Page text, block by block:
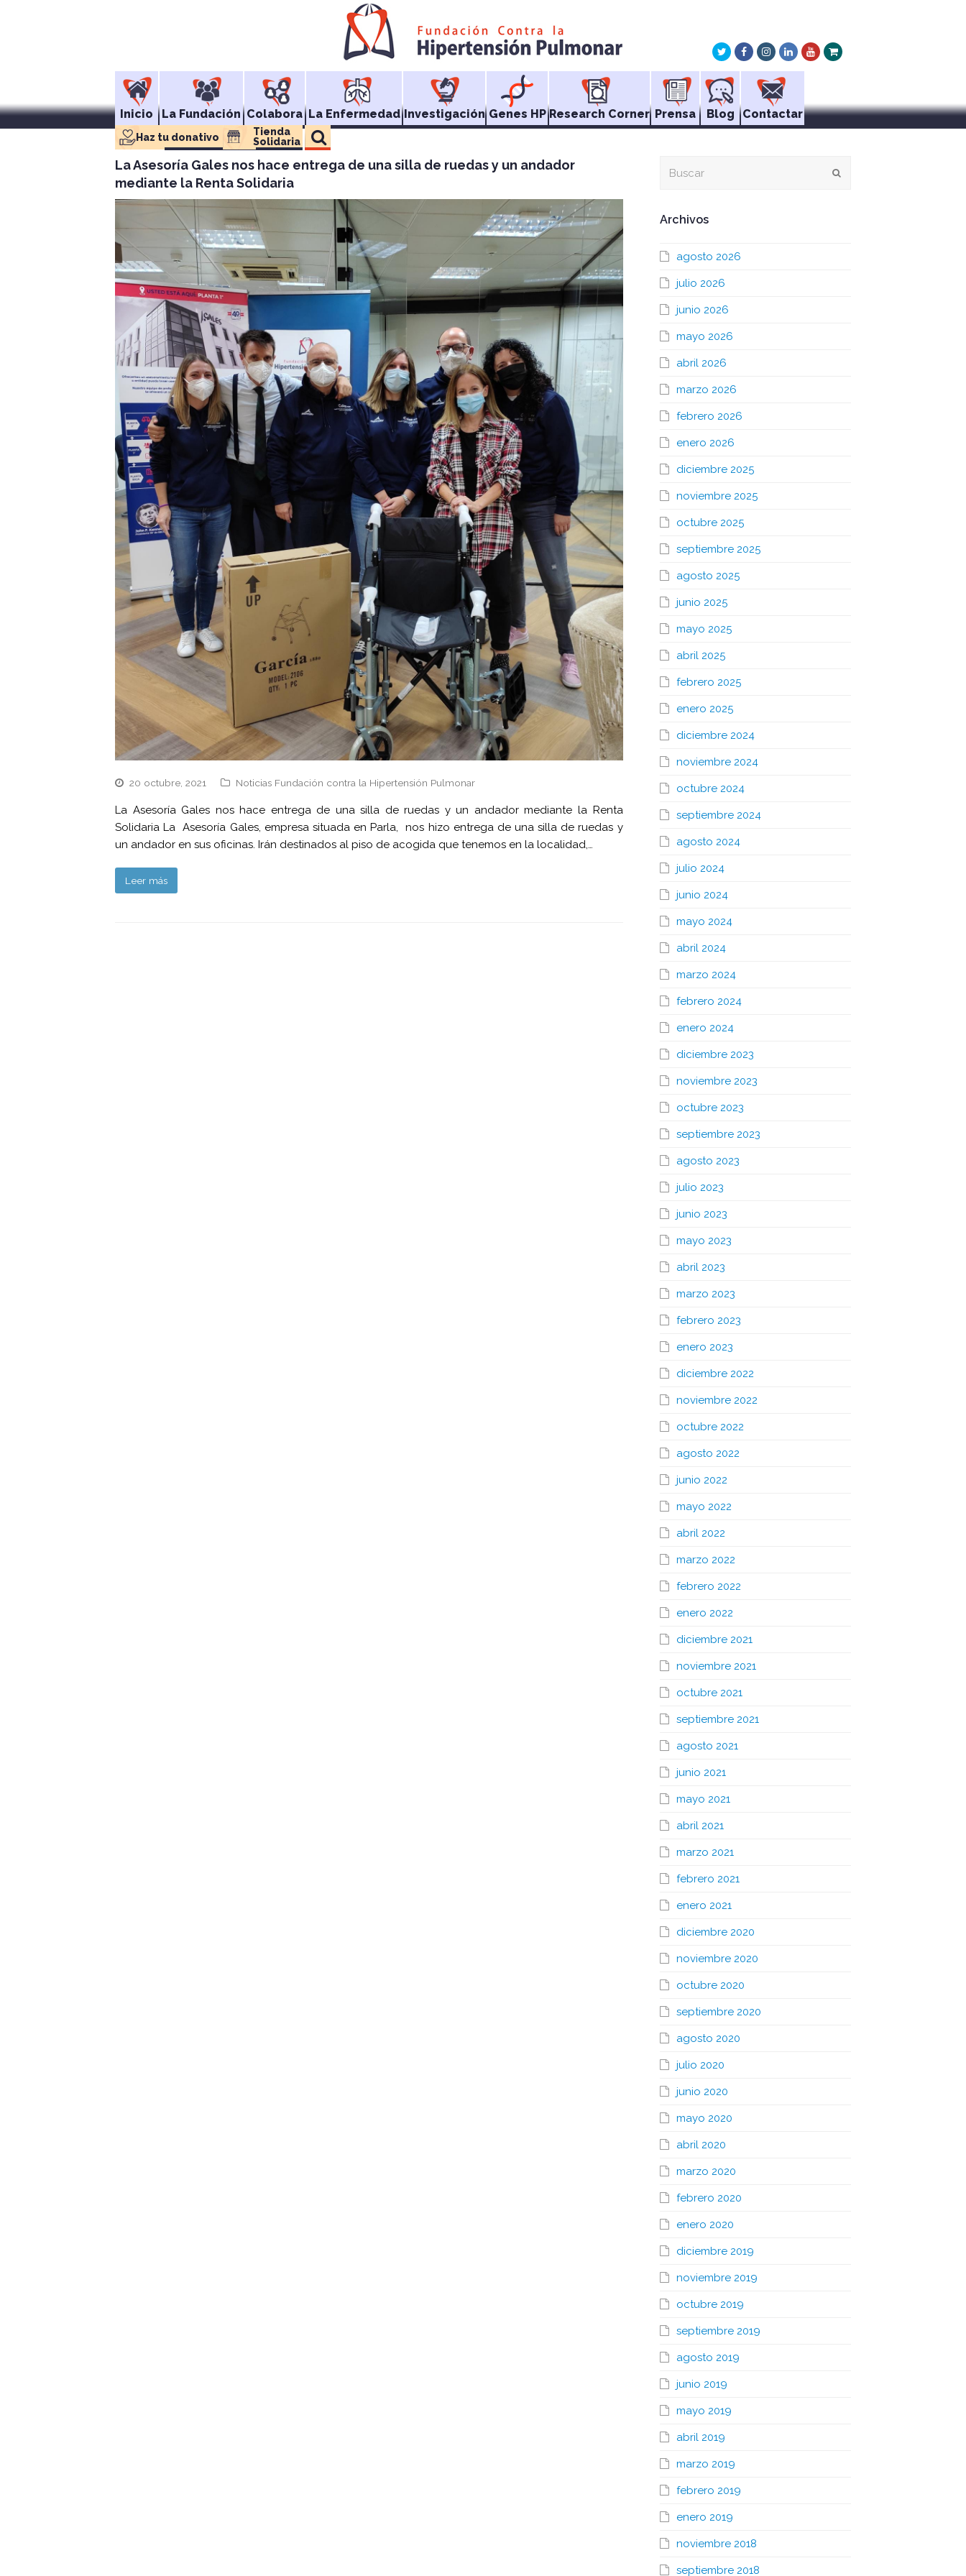
TwitterFacebookInstagram
LinkedInYoutube
Xing
Inicio La Fundación Colabora La Enfermedad Investigación Genes HP Research Corner Prensa Blog Contactar
Haz tu donativo
Tienda
Solidaria
La Asesoría Gales nos hace entrega de una silla de ruedas y un andador
mediante la Renta Solidaria
20 octubre, 2021 Noticias Fundación contra la Hipertensión Pulmonar
La Asesoría Gales nos hace entrega de una silla de ruedas y un andador mediante la Renta
Solidaria La Asesoría Gales, empresa situada en Parla, nos hizo entrega de una silla de ruedas y
un andador en sus oficinas. Irán destinados al piso de acogida que tenemos en la localidad,…
Leer más
Archivos
agosto 2026
julio 2026
junio 2026
mayo 2026
abril 2026
marzo 2026
febrero 2026
enero 2026
diciembre 2025
noviembre 2025
octubre 2025
septiembre 2025
agosto 2025
junio 2025
mayo 2025
abril 2025
febrero 2025
enero 2025
diciembre 2024
noviembre 2024
octubre 2024
septiembre 2024
agosto 2024
julio 2024
junio 2024
mayo 2024
abril 2024
marzo 2024
febrero 2024
enero 2024
diciembre 2023
noviembre 2023
octubre 2023
septiembre 2023
agosto 2023
julio 2023
junio 2023
mayo 2023
abril 2023
marzo 2023
febrero 2023
enero 2023
diciembre 2022
noviembre 2022
octubre 2022
agosto 2022
junio 2022
mayo 2022
abril 2022
marzo 2022
febrero 2022
enero 2022
diciembre 2021
noviembre 2021
octubre 2021
septiembre 2021
agosto 2021
junio 2021
mayo 2021
abril 2021
marzo 2021
febrero 2021
enero 2021
diciembre 2020
noviembre 2020
octubre 2020
septiembre 2020
agosto 2020
julio 2020
junio 2020
mayo 2020
abril 2020
marzo 2020
febrero 2020
enero 2020
diciembre 2019
noviembre 2019
octubre 2019
septiembre 2019
agosto 2019
junio 2019
mayo 2019
abril 2019
marzo 2019
febrero 2019
enero 2019
noviembre 2018
septiembre 2018